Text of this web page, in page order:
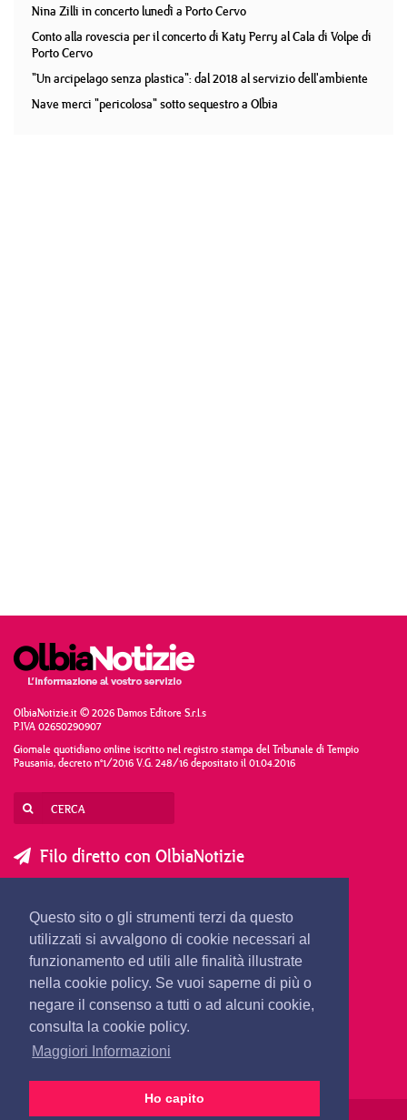
Questo sito o gli strumenti terzi da questo
utilizzati si avvalgono di cookie necessari al
funzionamento ed utili alle finalità illustrate
nella cookie policy. Se vuoi saperne di più o
negare il consenso a tutti o ad alcuni cookie,
consulta la cookie policy.
Maggiori Informazioni
Ho capito
Nina Zilli in concerto lunedì a Porto Cervo
Conto alla rovescia per il concerto di Katy Perry al Cala di Volpe di
Porto Cervo
"Un arcipelago senza plastica": dal 2018 al servizio dell'ambiente
Nave merci "pericolosa" sotto sequestro a Olbia
OlbiaNotizie.it © 2026 Damos Editore S.r.l.s
P.IVA 02650290907
Giornale quotidiano online iscritto nel registro stampa del Tribunale di Tempio
Pausania, decreto n°1/2016 V.G. 248/16 depositato il 01.04.2016
Filo diretto con OlbiaNotizie
SEGNALA UNA NOTIZIA
SEGNALA UN EVENTO
redazione@olbianotizie.it